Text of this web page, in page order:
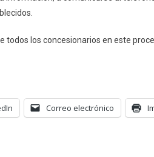
todos los concesionarios en este
Correo electrónico